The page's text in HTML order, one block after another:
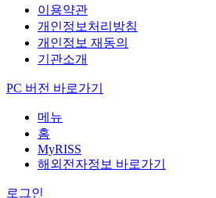
이용약관
개인정보처리방침
개인정보 재동의
기관소개
PC 버전 바로가기
메뉴
홈
MyRISS
해외전자정보 바로가기
로그인